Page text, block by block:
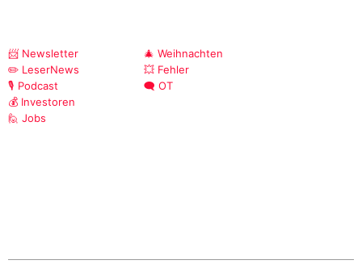
📨 Newsletter
✏️ LeserNews
🎙️ Podcast
💰 Investoren
🙋 Jobs
🎄 Weihnachten
💥 Fehler
🗨️ OT